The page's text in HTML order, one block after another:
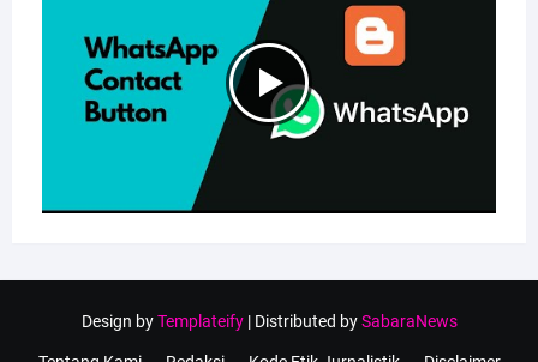
Design byTemplateify| Distributed bySabaraNews